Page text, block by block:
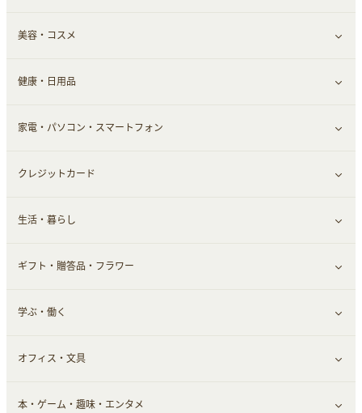
デパート・スーパー
ファッション
インナー・下着
靴・フットウェア
小物・かばん
スーツ・フォーマル
すべて見る
グルメ
ドリンク
お酒
食材宅配
美容・コスメ
すべて見る
スキンケア
メイクアップ
ヘアケア
メンズ美容
美容・ダイエット用品
脱毛用品
美容食品
健康・日用品
すべて見る
健康食品｜青汁・飲料
健康食品｜乳酸菌・ケフィア
健康食品｜その他
スポーツ・フィットネス
日用品・薬局・からだ
家電・パソコン・スマートフォン
すべて見る
家電・パソコン・ソフトウェア
スマホ・携帯電話・SIM
クレジットカード
すべて見る
クレジットカード
生活・暮らし
すべて見る
車情報・カーシェア・レンタル
お役立ち
生活雑貨・家具インテリア
ギフト・贈答品・フラワー
すべて見る
ギフト・贈答品
フラワー
学ぶ・働く
すべて見る
習い事・学習・学校
オフィス・文具
すべて見る
本・ゲーム・趣味・エンタメ